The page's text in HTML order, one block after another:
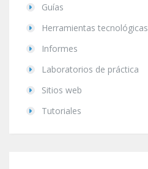
Guías
Herramientas tecnológicas
Informes
Laboratorios de práctica
Sitios web
Tutoriales